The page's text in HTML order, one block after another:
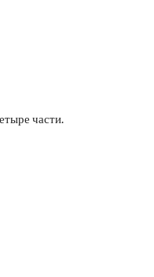
части.